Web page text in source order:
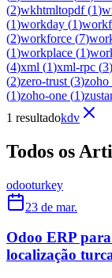
(2)wkhtmltopdf(1)
(1)workday (1)
(2)workforce (7)
(1)workplace (1)
(4)xml (1)xml-rpc (3)
(2)zero-trust (3)zoho
(1)zoho-one (1)
1 resultadokdv
Todos os
odooturkey
23 de mar.
Odoo ERP
localização